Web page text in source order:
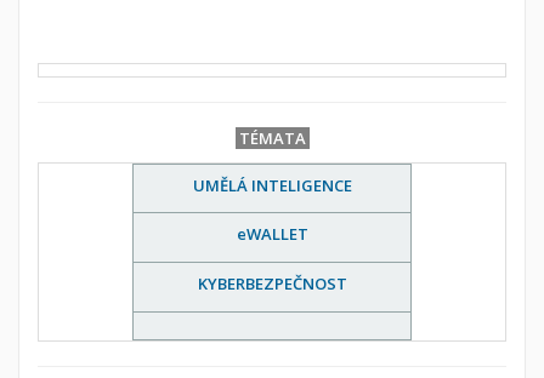
TÉMATA
UMĚLÁ INTELIGENCE
eWALLET
KYBERBEZPEČNOST